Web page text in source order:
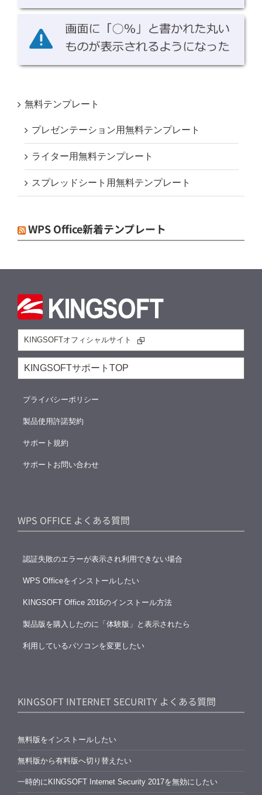
無料テンプレート
プレゼンテーション用無料テンプレート
ライター用無料テンプレート
スプレッドシート用無料テンプレート
WPS Office新着テンプレート
KINGSOFTオフィシャルサイト
KINGSOFTサポートTOP
プライバシーポリシー
製品使用許諾契約
サポート規約
サポートお問い合わせ
WPS OFFICE よくある質問
認証失敗のエラーが表示され利用できない場合
WPS Officeをインストールしたい
KINGSOFT Office 2016のインストール方法
製品版を購入したのに「体験版」と表示されたら
利用しているパソコンを変更したい
KINGSOFT INTERNET SECURITY よくある質問
無料版をインストールしたい
無料版から有料版へ切り替えたい
一時的にKINGSOFT Internet Security 2017を無効にしたい